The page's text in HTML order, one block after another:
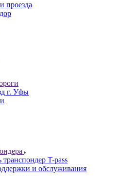
проезда
г. Уфы
транспондер T-pass
и обслуживания